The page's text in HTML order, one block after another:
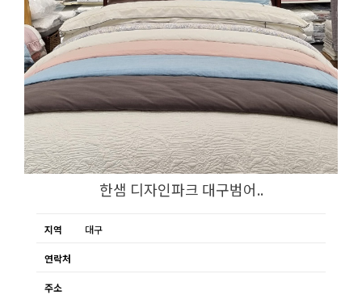
한샘 디자인파크 대구범어..
지역 대구
연락처
주소